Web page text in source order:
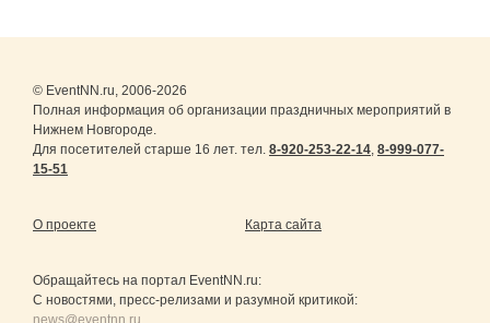
© EventNN.ru, 2006-2026
Полная информация об организации праздничных мероприятий в
Нижнем Новгороде.
Для посетителей старше 16 лет. тел. 8-920-253-22-14, 8-999-077-
15-51
О проекте Карта сайта
Обращайтесь на портал EventNN.ru:
С новостями, пресс-релизами и разумной критикой:
news@eventnn.ru